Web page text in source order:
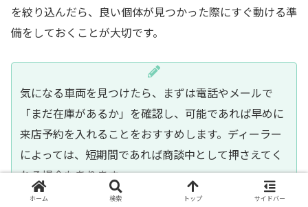
を絞り込んだら、良い個体が見つかった際にすぐ動ける準
備をしておくことが大切です。
気になる車両を見つけたら、まずは電話やメールで
「まだ在庫があるか」を確認し、可能であれば早めに
来店予約を入れることをおすすめします。ディーラー
によっては、短期間であれば商談中として押さえてく
れる場合もあります。
ホーム 検索 トップ サイドバー